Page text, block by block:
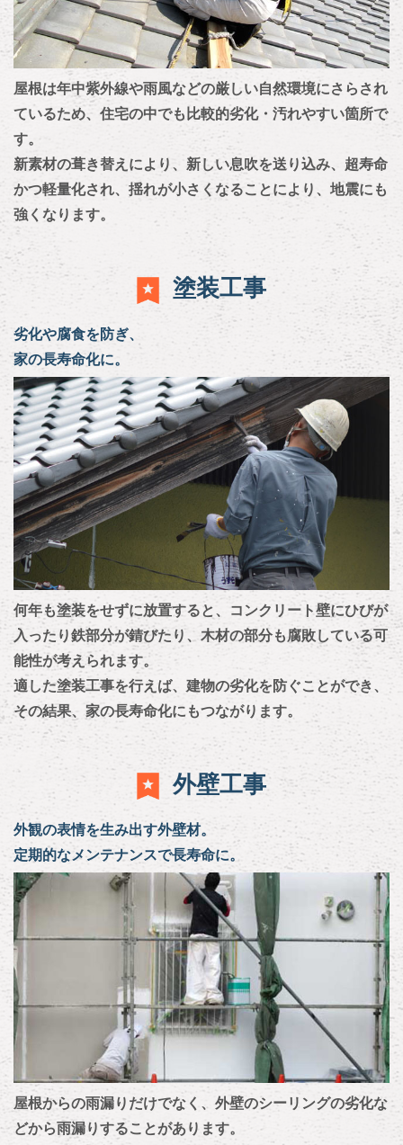
屋根は年中紫外線や雨風などの厳しい自然環境にさらされ
ているため、住宅の中でも比較的劣化・汚れやすい箇所で
す。
新素材の葺き替えにより、新しい息吹を送り込み、超寿命
かつ軽量化され、揺れが小さくなることにより、地震にも
強くなります。
塗装工事
劣化や腐食を防ぎ、
家の長寿命化に。
何年も塗装をせずに放置すると、コンクリート壁にひびが
入ったり鉄部分が錆びたり、木材の部分も腐敗している可
能性が考えられます。
適した塗装工事を行えば、建物の劣化を防ぐことができ、
その結果、家の長寿命化にもつながります。
外壁工事
外観の表情を生み出す外壁材。
定期的なメンテナンスで長寿命に。
屋根からの雨漏りだけでなく、外壁のシーリングの劣化な
どから雨漏りすることがあります。